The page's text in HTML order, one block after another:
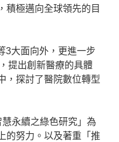
積極邁向全球領先的目
3大面向外，更進一步
提出創新醫療的具體
，探討了醫院數位轉型
永續之綠色研究」為
的努力。以及著重「推